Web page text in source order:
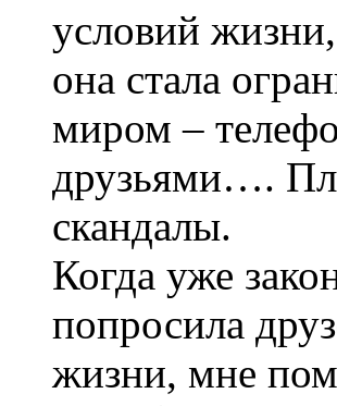
условий
она стала
миром –
друзьями….
скандалы.
Когда уже
попросила
жизни, мне